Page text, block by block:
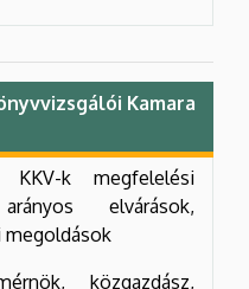
Kamara
KKV-k megfelelési
elvárások,
megoldások
közgazdász,